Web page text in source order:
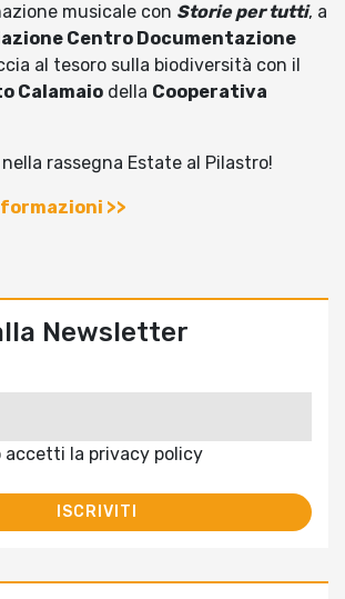
musicale con Storie per tutti, a
Centro Documentazione
al tesoro sulla biodiversità con il
Calamaio della Cooperativa
rassegna Estate al Pilastro!
>>
Newsletter
accetti la privacy policy